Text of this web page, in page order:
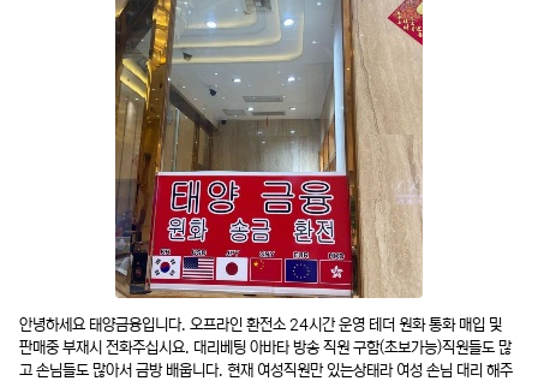
안녕하세요 태양금융입니다. 오프라인 환전소 24시간 운영 테더 원화 통화 매입 및
판매중 부재시 전화주십시요. 대리베팅 아바타 방송 직원 구함(초보가능)직원들도 많
고 손님들도 많아서 금방 배웁니다. 현재 여성직원만 있는상태라 여성 손님 대리 해주